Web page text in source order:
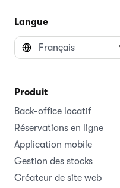
Langue
Produit
Back-office locatif
Réservations en ligne
Application mobile
Gestion des stocks
Créateur de site web